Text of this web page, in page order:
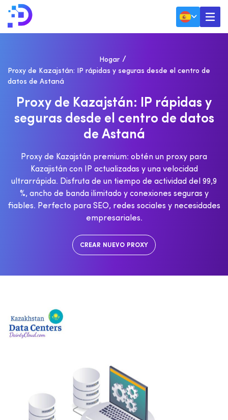
Hogar
Proxy de Kazajstán: IP rápidas y seguras desde el centro de
datos de Astaná
PROXY DE KAZAJSTÁN: IP RÁPIDAS Y
SEGURAS DESDE EL CENTRO DE DATOS
DE ASTANÁ
Proxy de Kazajstán premium: obtén un proxy para
Kazajistán con IP actualizadas y una velocidad
ultrarrápida. Disfruta de un tiempo de actividad del 99,9
%, ancho de banda ilimitado y conexiones seguras y
fiables. Perfecto para SEO, redes sociales y necesidades
empresariales.
CREAR NUEVO PROXY